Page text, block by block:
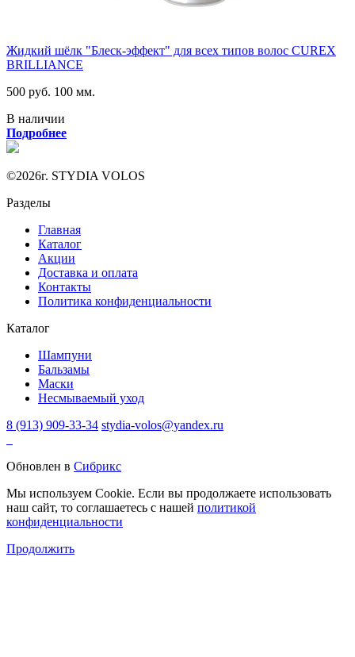
Жидкий шёлк "Блеск-эффект" для всех типов волос CUREX
BRILLIANCE
500 руб. 100 мм.
В наличии
Подробнее
©2026г. STYDIA VOLOS
Разделы
Главная
Каталог
Акции
Доставка и оплата
Контакты
Политика конфиденциальности
Каталог
Шампуни
Бальзамы
Маски
Несмываемый уход
8 (913) 909-33-34 stydia-volos@yandex.ru
Обновлен в Сибрикс
Мы используем Cookie. Если вы продолжаете использовать
наш сайт, то соглашаетесь с нашей политикой
конфиденциальности
Продолжить